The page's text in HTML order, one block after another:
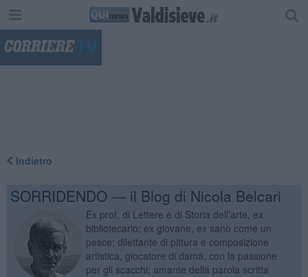
Indietro
SORRIDENDO — il Blog di Nicola Belcari
Ex prof. di Lettere e di Storia dell’arte, ex
bibliotecario; ex giovane, ex sano come un
pesce; dilettante di pittura e composizione
artistica, giocatore di dama, con la passione
per gli scacchi; amante della parola scritta